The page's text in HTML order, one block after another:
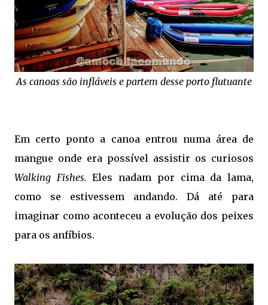
As canoas são infláveis e partem desse porto flutuante
Em certo ponto a canoa entrou numa área de
mangue onde era possível assistir os curiosos
Walking Fishes. Eles nadam por cima da lama,
como se estivessem andando. Dá até para
imaginar como aconteceu a evolução dos peixes
para os anfíbios.